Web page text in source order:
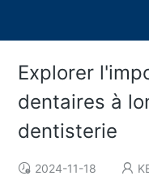
Explorer
dentaires à
dentisterie
2024-11-18